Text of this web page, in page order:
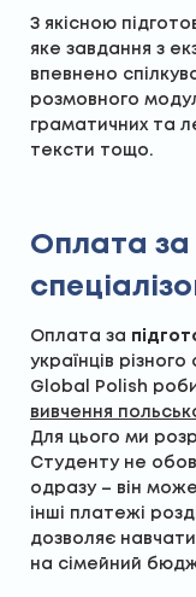
З якісною
яке завдання з
впевнено
розмовного
граматичних та
тексти тощо.
Оплата за
Оплата за
українців
Global Polish
вивчення
Для цього ми
Студенту не
одразу – він
інші платежі
дозволяє
на сімейний